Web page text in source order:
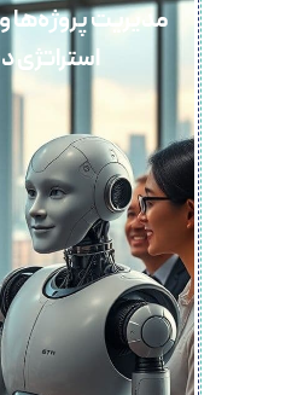
مدیریت پروژه‌ها
استراتژی